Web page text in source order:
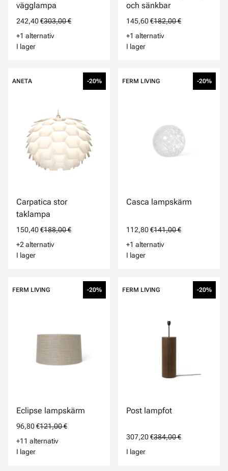
vägglampa
242,40 €303,00 €
+1 alternativ
I lager
och sänkbar
145,60 €182,00 €
+1 alternativ
I lager
ANETA -20%
Carpatica stor
taklampa
150,40 €188,00 €
+2 alternativ
I lager
FERM LIVING -20%
Casca lampskärm
112,80 €141,00 €
+1 alternativ
I lager
FERM LIVING -20%
Eclipse lampskärm
96,80 €121,00 €
+11 alternativ
I lager
FERM LIVING -20%
Post lampfot
307,20 €384,00 €
I lager